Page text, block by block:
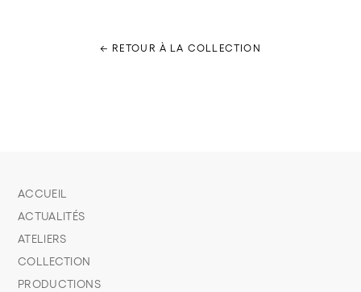
← RETOUR À LA COLLECTION
ACCUEIL
ACTUALITÉS
ATELIERS
COLLECTION
PRODUCTIONS